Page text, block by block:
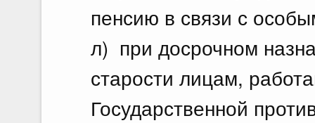
пенсию в связи с
л) при досрочном
старости лицам,
Государственной